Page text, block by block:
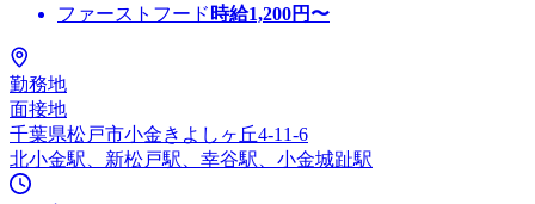
ファーストフード 時給1,200円〜
勤務地
面接地
千葉県松戸市小金きよしヶ丘4-11-6
北小金駅、新松戸駅、幸谷駅、小金城趾駅